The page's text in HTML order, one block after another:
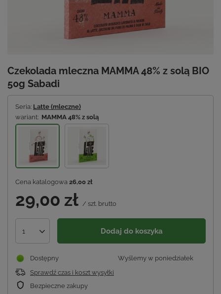
Czekolada mleczna MAMMA 48% z solą BIO
50g Sabadi
Seria: Latte (mleczne)
wariant: MAMMA 48% z solą
Cena katalogowa 26,00 zł
29,00 zł / szt. brutto
1 Dodaj do koszyka
Wyślemy w poniedziałek
Dostępny
Sprawdź czas i koszt wysyłki
Bezpieczne zakupy